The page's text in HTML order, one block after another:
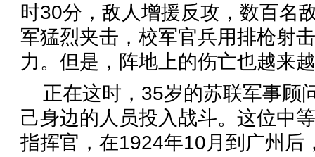
时30分，敌人增援反攻，数百名
军猛烈夹击，校军官兵用排枪射
力。但是，阵地上的伤亡也越来
正在这时，35岁的苏联军事顾
己身边的人员投入战斗。这位中
指挥官，在1924年10月到广州后